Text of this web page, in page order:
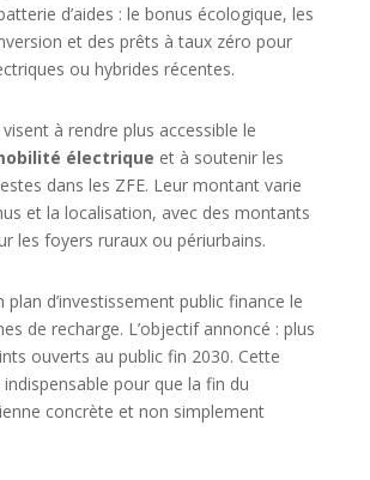
d’aides : le bonus écologique, les
et des prêts à taux zéro pour
ou hybrides récentes.
à rendre plus accessible le
électrique et à soutenir les
dans les ZFE. Leur montant varie
et la localisation, avec des montants
les foyers ruraux ou périurbains.
plan d’investissement public finance le
de recharge. L’objectif annoncé : plus
ouverts au public fin 2030. Cette
pour que la fin du
concrète et non simplement